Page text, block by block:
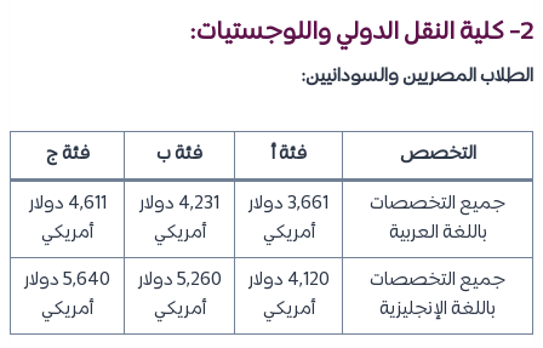
2- كلية النقل الدولي واللوجستيات:
الطلاب المصريين والسودانيين:
التخصص فئة أ فئة ب
فئة ج
جميع التخصصات
باللغة العربية
3,661 دولار
أمريكي
4,231 دولار
أمريكي
4,611 دولار
أمريكي
جميع التخصصات
باللغة الإنجليزية
4,120 دولار
أمريكي
5,260 دولار
أمريكي
5,640 دولار
أمريكي